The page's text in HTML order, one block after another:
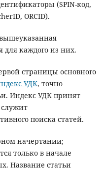
(SPIN-код,
ORCID).
для каждого из них.
страницы основного
УДК, точно
Индекс УДК принят
поиска статей.
начертании;
только в начале
Название статьи